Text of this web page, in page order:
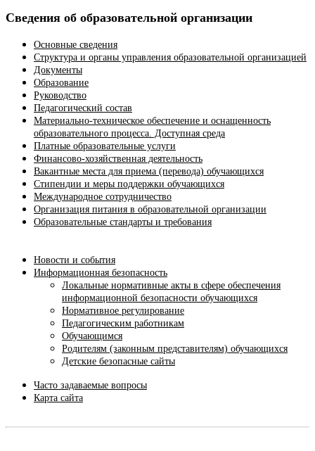
Сведения об образовательной организации
Основные сведения
Структура и органы управления образовательной организацией
Документы
Образование
Руководство
Педагогический состав
Материально-техническое обеспечение и оснащенность
образовательного процесса. Доступная среда
Платные образовательные услуги
Финансово-хозяйственная деятельность
Вакантные места для приема (перевода) обучающихся
Стипендии и меры поддержки обучающихся
Международное сотрудничество
Организация питания в образовательной организации
Образовательные стандарты и требования
Новости и события
Информационная безопасность
Локальные нормативные акты в сфере обеспечения
информационной безопасности обучающихся
Нормативное регулирование
Педагогическим работникам
Обучающимся
Родителям (законным представителям) обучающихся
Детские безопасные сайты
Часто задаваемые вопросы
Карта сайта